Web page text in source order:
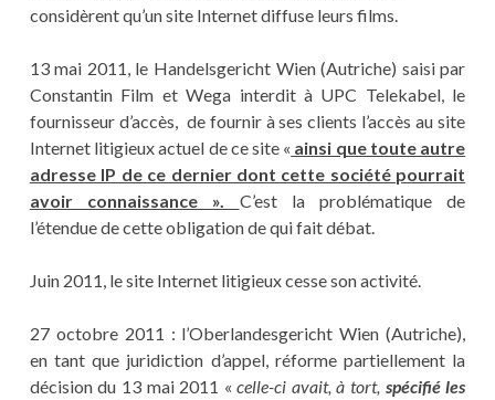
considèrent qu’un site Internet diffuse leurs films.
13 mai 2011, le Handelsgericht Wien (Autriche) saisi par
Constantin Film et Wega interdit à UPC Telekabel, le
fournisseur d’accès, de fournir à ses clients l’accès au site
Internet litigieux actuel de ce site « ainsi que toute autre
adresse IP de ce dernier dont cette société pourrait
avoir connaissance ». C’est la problématique de
l’étendue de cette obligation de qui fait débat.
Juin 2011, le site Internet litigieux cesse son activité.
27 octobre 2011 : l’Oberlandesgericht Wien (Autriche),
en tant que juridiction d’appel, réforme partiellement la
décision du 13 mai 2011 «celle-ci avait, à tort, spécifié les